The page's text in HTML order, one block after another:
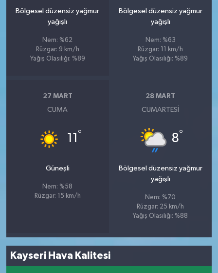
Bölgesel düzensiz yağmur
yağışlı
Nem: %62
Rüzgar: 9 km/h
Yağış Olasılığı: %89
Bölgesel düzensiz yağmur
yağışlı
Nem: %63
Rüzgar: 11 km/h
Yağış Olasılığı: %89
27 MART
CUMA
11 °
Güneşli
Nem: %58
Rüzgar: 15 km/h
28 MART
CUMARTESI
8°
Bölgesel düzensiz yağmur
yağışlı
Nem: %70
Rüzgar: 25 km/h
Yağış Olasılığı: %88
Kayseri Hava Kalitesi